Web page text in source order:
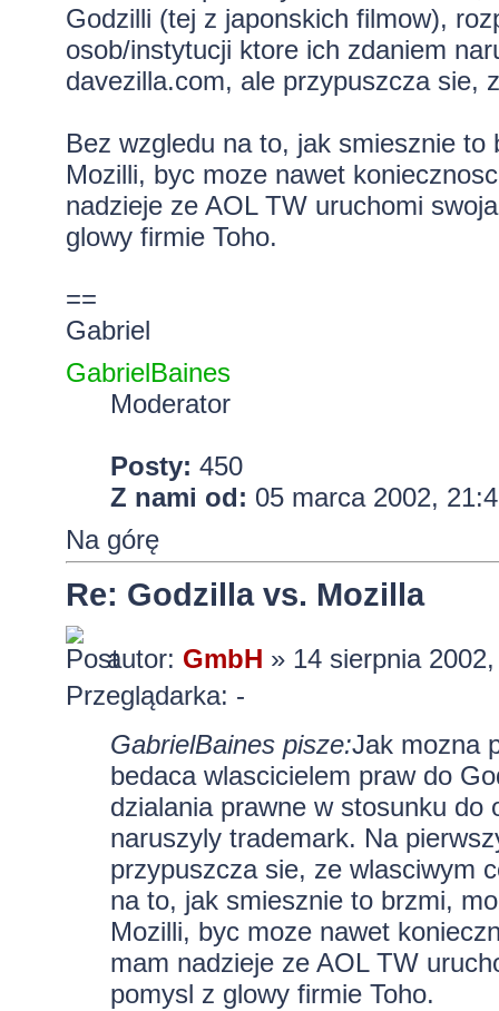
Godzilli (tej z japonskich filmow),
osob/instytucji ktore ich zdaniem
davezilla.com, ale przypuszcza sie,
Bez wzgledu na to, jak smiesznie
Mozilli, byc moze nawet
nadzieje ze AOL TW uruchomi
glowy firmie Toho.
==
Gabriel
GabrielBaines
Moderator
Posty: 450
Z nami od: 05 marca 2002,
Na górę
Re: Godzilla vs. Mozilla
autor: GmbH » 14 sierpnia
Przeglądarka: -
GabrielBaines pisze:Jak mozna
bedaca wlascicielem praw do
dzialania prawne w stosunku
naruszyly trademark. Na
przypuszcza sie, ze wlasciwym
na to, jak smiesznie to brzmi,
Mozilli, byc moze nawet
mam nadzieje ze AOL TW
pomysl z glowy firmie Toho.